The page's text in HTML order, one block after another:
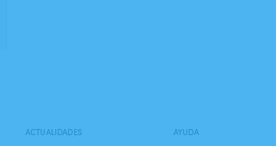
ACTUALIDADES AYUDA